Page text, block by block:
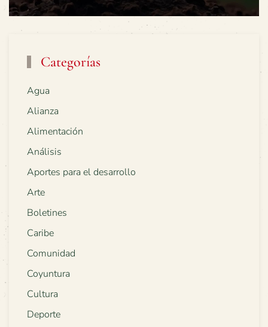
Categorías
Agua
Alianza
Alimentación
Análisis
Aportes para el desarrollo
Arte
Boletines
Caribe
Comunidad
Coyuntura
Cultura
Deporte